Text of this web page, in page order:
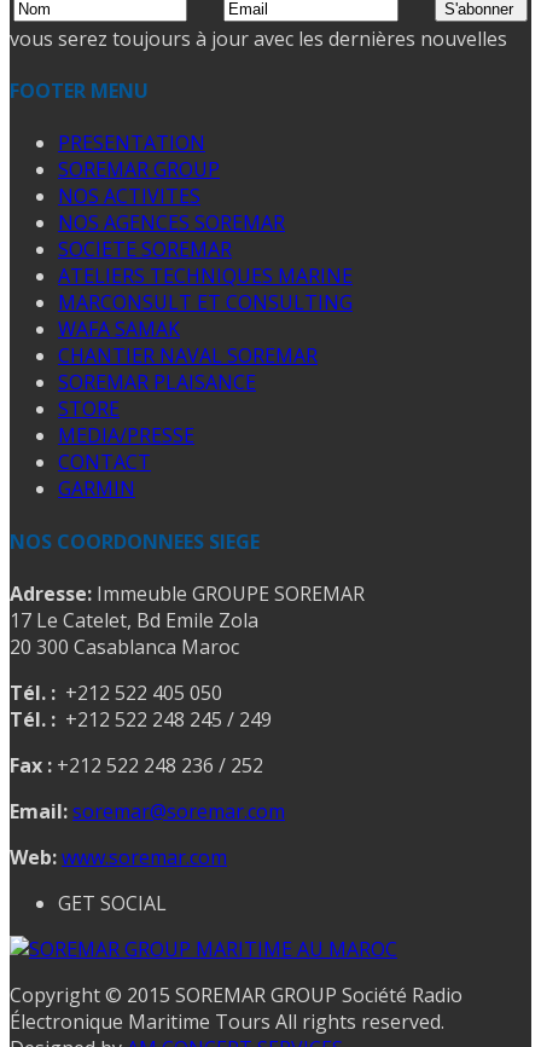
vous serez toujours à jour avec les dernières nouvelles
FOOTER MENU
PRESENTATION
SOREMAR GROUP
NOS ACTIVITES
NOS AGENCES SOREMAR
SOCIETE SOREMAR
ATELIERS TECHNIQUES MARINE
MARCONSULT ET CONSULTING
WAFA SAMAK
CHANTIER NAVAL SOREMAR
SOREMAR PLAISANCE
STORE
MEDIA/PRESSE
CONTACT
GARMIN
NOS COORDONNEES SIEGE
Adresse: Immeuble GROUPE SOREMAR
17 Le Catelet, Bd Emile Zola
20 300 Casablanca Maroc
Tél. : +212 522 405 050
Tél. : +212 522 248 245 / 249
Fax : +212 522 248 236 / 252
Email:soremar@soremar.com
Web:www.soremar.com
GET SOCIAL
Copyright © 2015 SOREMAR GROUP Société Radio
Électronique Maritime Tours All rights reserved.